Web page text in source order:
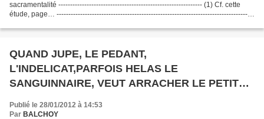
sacramentalité ------------------------------------------------------------- (1) Cf. cette
étude, page… ------------------------------------------------------------------------------------
QUAND JUPE, LE PEDANT,
L'INDELICAT,PARFOIS HELAS LE
SANGUINNAIRE, VEUT ARRACHER LE PETIT
ESPOIR DES FRANCAIS.
Publié le 28/01/2012 à 14:53
Par BALCHOY